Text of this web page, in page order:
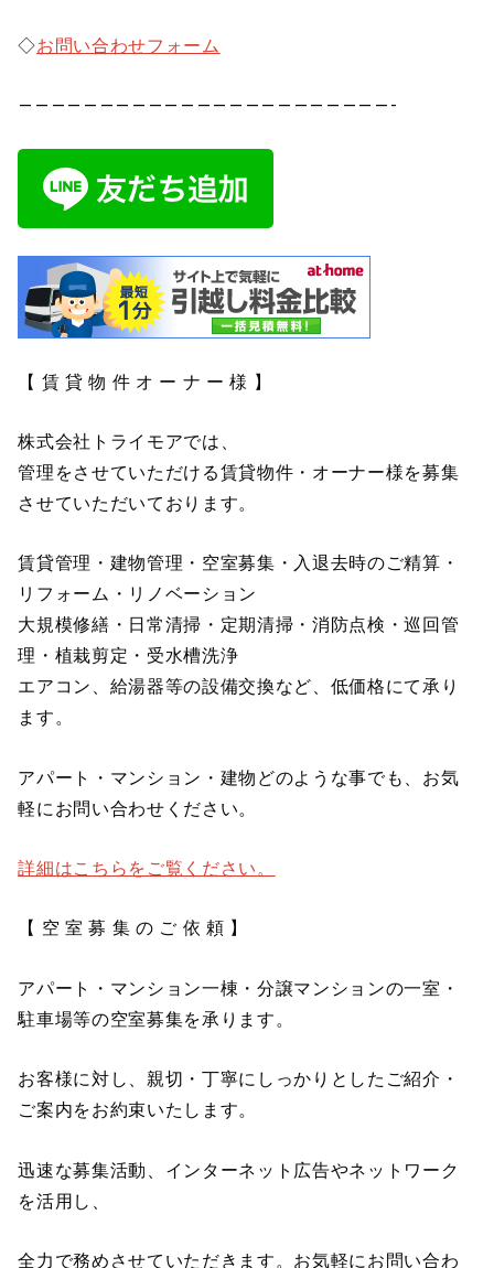
◇お問い合わせフォーム
———————————————————————-
【 賃 貸 物 件 オ ー ナ ー 様 】
株式会社トライモアでは、
管理をさせていただける賃貸物件・オーナー様を募集
させていただいております。
賃貸管理・建物管理・空室募集・入退去時のご精算・
リフォーム・リノベーション
大規模修繕・日常清掃・定期清掃・消防点検・巡回管
理・植栽剪定・受水槽洗浄
エアコン、給湯器等の設備交換など、低価格にて承り
ます。
アパート・マンション・建物どのような事でも、お気
軽にお問い合わせください。
詳細はこちらをご覧ください。
【 空 室 募 集 の ご 依 頼 】
アパート・マンション一棟・分譲マンションの一室・
駐車場等の空室募集を承ります。
お客様に対し、親切・丁寧にしっかりとしたご紹介・
ご案内をお約束いたします。
迅速な募集活動、インターネット広告やネットワーク
を活用し、
全力で務めさせていただきます。お気軽にお問い合わ